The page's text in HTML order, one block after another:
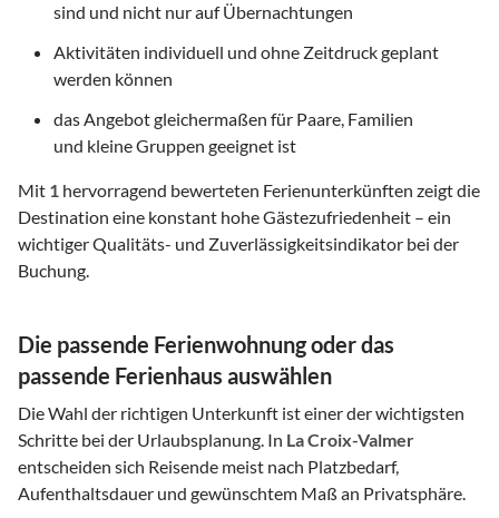
sind und nicht nur auf Übernachtungen
Aktivitäten individuell und ohne Zeitdruck geplant
werden können
das Angebot gleichermaßen für Paare, Familien
und kleine Gruppen geeignet ist
Mit 1 hervorragend bewerteten Ferienunterkünften zeigt die
Destination eine konstant hohe Gästezufriedenheit – ein
wichtiger Qualitäts- und Zuverlässigkeitsindikator bei der
Buchung.
Die passende Ferienwohnung oder das
passende Ferienhaus auswählen
Die Wahl der richtigen Unterkunft ist einer der wichtigsten
Schritte bei der Urlaubsplanung. In La Croix-Valmer
entscheiden sich Reisende meist nach Platzbedarf,
Aufenthaltsdauer und gewünschtem Maß an Privatsphäre.